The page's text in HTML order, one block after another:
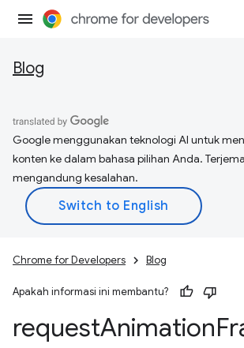
Blog
Google menggunakan teknologi AI untuk
konten ke dalam bahasa pilihan Anda.
mengandung kesalahan.
Chrome for Developers Blog
Apakah informasi ini membantu?
requestAnimation